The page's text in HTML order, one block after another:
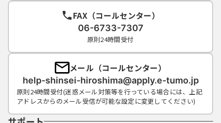
FAX（コールセンター）
06-6733-7307
原則24時間受付
メール（コールセンター）
help-shinsei-hiroshima@apply.e-tumo.jp
原則24時間受付(迷惑メール対策等を行っている場合には、上記
アドレスからのメール受信が可能な設定に変更してください)